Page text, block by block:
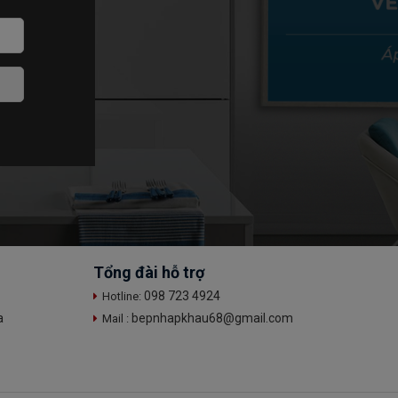
Tổng đài hỗ trợ
Hotline: 098 723 4924
Mail : bepnhapkhau68@gmail.com